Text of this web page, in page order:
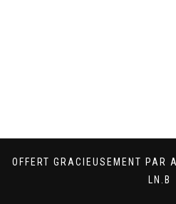
OFFERT GRACIEUSEMENT PAR
LN.B